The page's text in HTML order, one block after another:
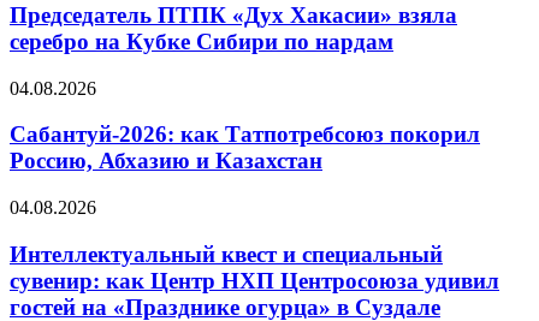
Председатель ПТПК «Дух Хакасии» взяла
серебро на Кубке Сибири по нардам
04.08.2026
Сабантуй-2026: как Татпотребсоюз покорил
Россию, Абхазию и Казахстан
04.08.2026
Интеллектуальный квест и специальный
сувенир: как Центр НХП Центросоюза удивил
гостей на «Празднике огурца» в Суздале